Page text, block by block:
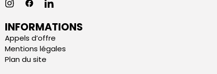
INFORMATIONS
Appels d’offre
Mentions légales
Plan du site